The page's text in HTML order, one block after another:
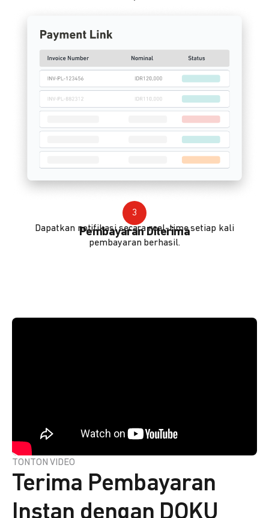
3
Pembayaran Diterima
Dapatkan notifikasi secara real-time setiap kali
pembayaran berhasil.
TONTON VIDEO
Terima Pembayaran
Instan dengan DOKU